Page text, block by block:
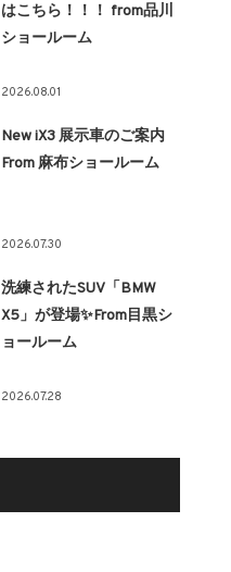
はこちら！！！ from品川
ショールーム
2026.08.01
New iX3 展示車のご案内
From 麻布ショールーム
2026.07.30
洗練されたSUV「BMW
X5」が登場✨From目黒シ
ョールーム
2026.07.28